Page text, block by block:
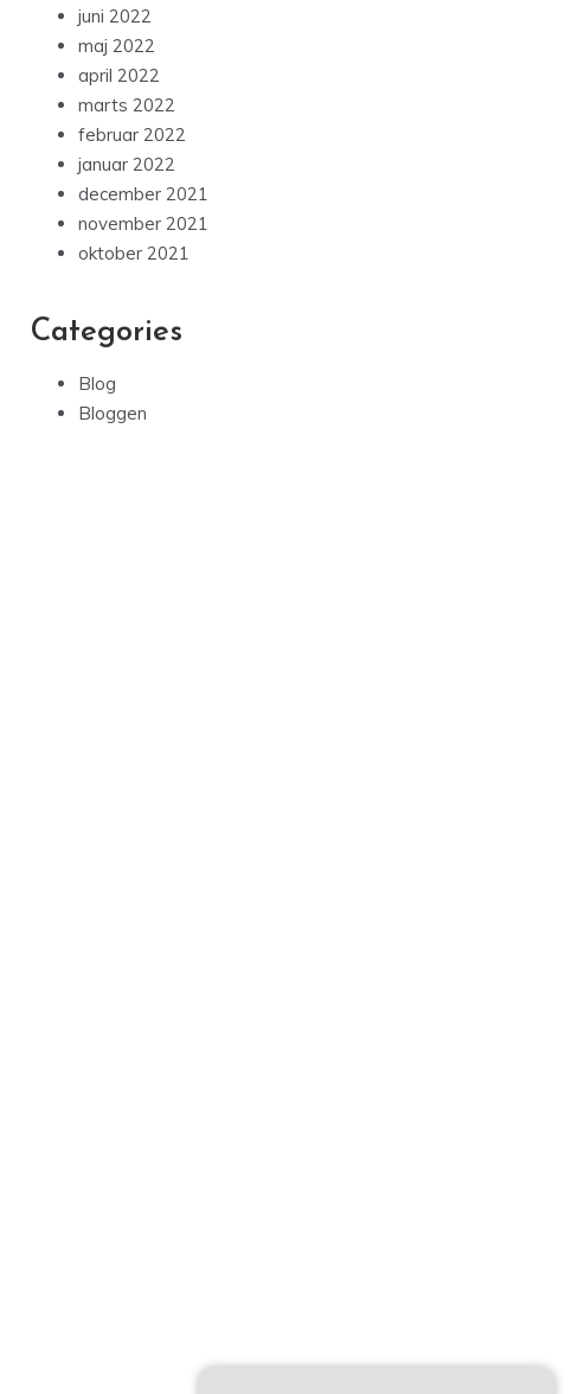
juni 2022
maj 2022
april 2022
marts 2022
februar 2022
januar 2022
december 2021
november 2021
oktober 2021
Categories
Blog
Bloggen